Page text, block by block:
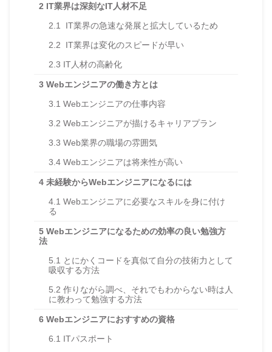
2 IT業界は深刻なIT人材不足
2.1
IT業界の急速な発展と拡大しているため
2.2 IT業界は変化のスピードが早い
2.3 IT人材の高齢化
3 Webエンジニアの働き方とは
3.1 Webエンジニアの仕事内容
3.2 Webエンジニアが描けるキャリアプラン
3.3 Web業界の職場の雰囲気
3.4 Webエンジニアは将来性が高い
4 未経験からWebエンジニアになるには
4.1 Webエンジニアに必要なスキルを身に付け
る
5 Webエンジニアになるための効率の良い勉強方
法
5.1 とにかくコードを真似て自分の技術力として
吸収する方法
5.2 作りながら調べ、それでもわからない時は人
に教わって勉強する方法
6 Webエンジニアにおすすめの資格
6.1 ITパスポート